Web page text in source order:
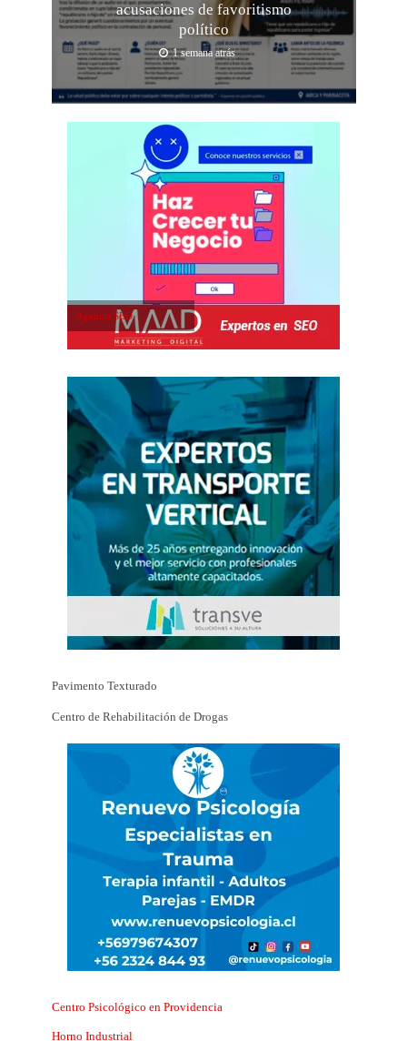
acusaciones de favoritismo
político
1 semana atrás
Agencia SEO
Pavimento Texturado
Centro de Rehabilitación de Drogas
Centro Psicológico en Providencia
Horno Industrial